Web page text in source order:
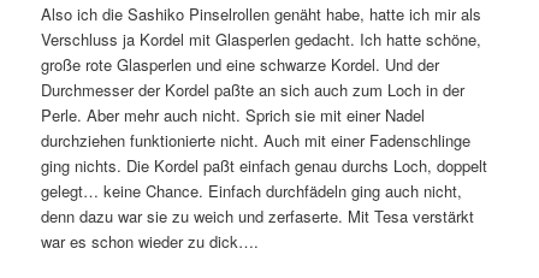
Also ich die Sashiko Pinselrollen genäht habe, hatte ich mir als
Verschluss ja Kordel mit Glasperlen gedacht. Ich hatte schöne,
große rote Glasperlen und eine schwarze Kordel. Und der
Durchmesser der Kordel paßte an sich auch zum Loch in der
Perle. Aber mehr auch nicht. Sprich sie mit einer Nadel
durchziehen funktionierte nicht. Auch mit einer Fadenschlinge
ging nichts. Die Kordel paßt einfach genau durchs Loch, doppelt
gelegt… keine Chance. Einfach durchfädeln ging auch nicht,
denn dazu war sie zu weich und zerfaserte. Mit Tesa verstärkt
war es schon wieder zu dick….